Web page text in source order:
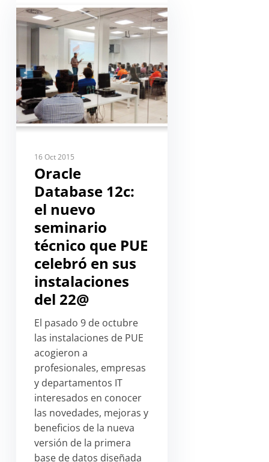
16 Oct 2015
Oracle
Database 12c:
el nuevo
seminario
técnico que PUE
celebró en sus
instalaciones
del 22@
El pasado 9 de octubre
las instalaciones de PUE
acogieron a
profesionales, empresas
y departamentos IT
interesados en conocer
las novedades, mejoras y
beneficios de la nueva
versión de la primera
base de datos diseñada